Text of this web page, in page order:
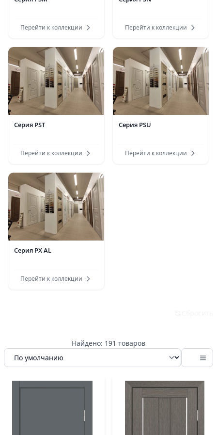
Перейти к коллекции Перейти к коллекции
Серия PST
Перейти к коллекции
Серия PSU
Перейти к коллекции
Серия PX AL
Перейти к коллекции
Найдено: 191 товаров